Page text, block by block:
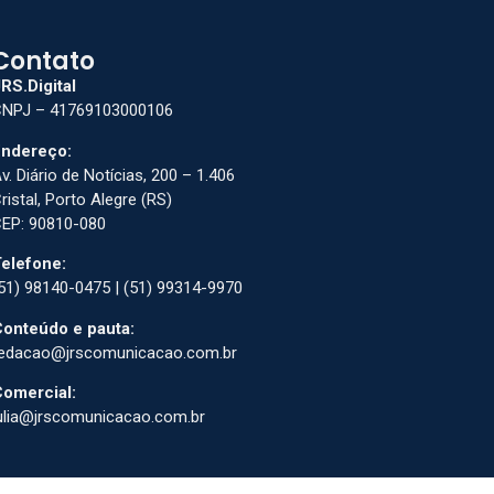
– 41769103000106
Diário de Notícias, 200 – 1.406
Porto Alegre (RS)
90810-080
98140-0475 | (51) 99314-9970
e pauta: